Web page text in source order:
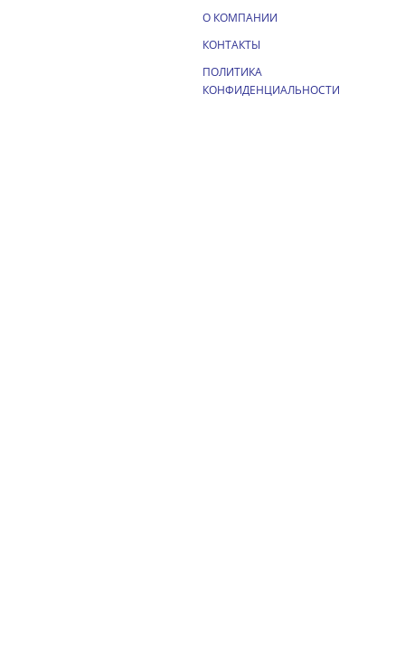
О КОМПАНИИ
КОНТАКТЫ
ПОЛИТИКА
КОНФИДЕНЦИАЛЬНОСТИ